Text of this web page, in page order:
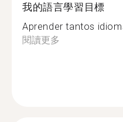
我的語言學習目標
Aprender tantos
閱讀更多